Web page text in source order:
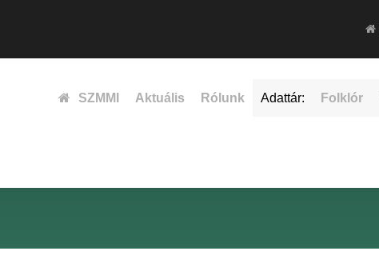
SZMMI Aktuális Rólunk Adattár: Folklór